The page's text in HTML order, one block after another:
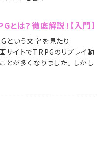
とは？徹底解説！【入門】
いう文字を見たり
イトでTRPGのリプレイ動
とが多くなりました。 しかし